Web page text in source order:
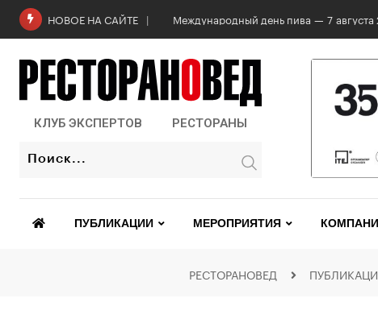
НОВОЕ НА САЙТЕ Международный день пива — 7 августа
КЛУБ ЭКСПЕРТОВ РЕСТОРАНЫ
ПУБЛИКАЦИИ МЕРОПРИЯТИЯ
РЕСТОРАНОВЕД